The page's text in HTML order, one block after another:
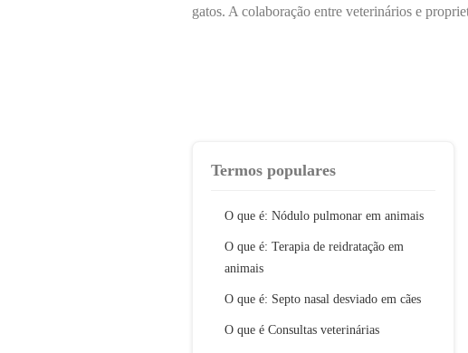
gatos. A colaboração entre veterinários e
Termos populares
O que é: Nódulo pulmonar em animais
O que é: Terapia de reidratação em
animais
O que é: Septo nasal desviado em cães
O que é Consultas veterinárias